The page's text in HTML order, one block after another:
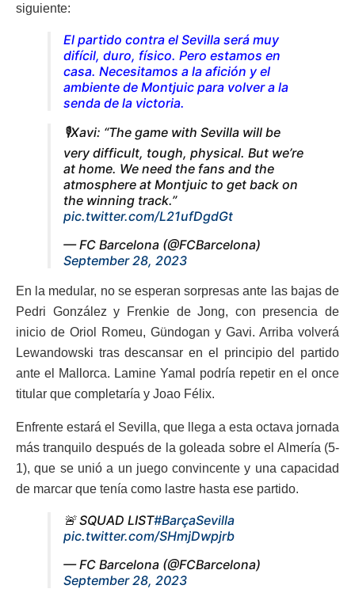
siguiente:
El partido contra el Sevilla será muy
difícil, duro, físico. Pero estamos en
casa. Necesitamos a la afición y el
ambiente de Montjuic para volver a la
senda de la victoria.
🎙️Xavi: “The game with Sevilla will be
very difficult, tough, physical. But we’re
at home. We need the fans and the
atmosphere at Montjuic to get back on
the winning track.”
pic.twitter.com/L21ufDgdGt
— FC Barcelona (@FCBarcelona)
September 28, 2023
En la medular, no se esperan sorpresas ante las bajas de
Pedri González y Frenkie de Jong, con presencia de
inicio de Oriol Romeu, Gündogan y Gavi. Arriba volverá
Lewandowski tras descansar en el principio del partido
ante el Mallorca. Lamine Yamal podría repetir en el once
titular que completaría y Joao Félix.
Enfrente estará el Sevilla, que llega a esta octava jornada
más tranquilo después de la goleada sobre el Almería (5-
1), que se unió a un juego convincente y una capacidad
de marcar que tenía como lastre hasta ese partido.
🚨 SQUAD LIST#BarçaSevilla
pic.twitter.com/SHmjDwpjrb
— FC Barcelona (@FCBarcelona)
September 28, 2023